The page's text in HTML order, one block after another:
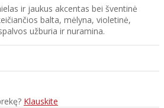
ir jaukus akcentas bei šventinė
balta, mėlyna, violetinė,
užburia ir nuramina.
Klauskite